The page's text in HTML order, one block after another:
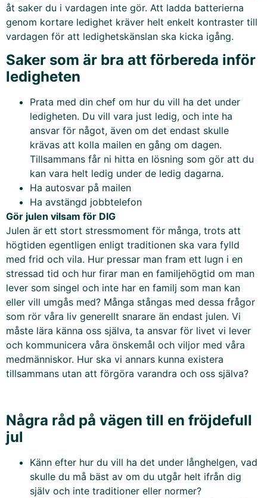
åt saker du i vardagen inte gör. Att ladda batterierna
genom kortare ledighet kräver helt enkelt kontraster till
vardagen för att ledighetskänslan ska kicka igång.
Saker som är bra att förbereda inför
ledigheten
Prata med din chef om hur du vill ha det under
ledigheten. Du vill vara just ledig, och inte ha
ansvar för något, även om det endast skulle
krävas att kolla mailen en gång om dagen.
Tillsammans får ni hitta en lösning som gör att du
kan vara helt ledig under de ledig dagarna.
Ha autosvar på mailen
Ha avstängd jobbtelefon
Gör julen vilsam för DIG
Julen är ett stort stressmoment för många, trots att
högtiden egentligen enligt traditionen ska vara fylld
med frid och vila. Hur pressar man fram ett lugn i en
stressad tid och hur firar man en familjehögtid om man
lever som singel och inte har en familj som man kan
eller vill umgås med? Många stångas med dessa frågor
som rör våra liv generellt snarare än endast julen. Vi
måste lära känna oss själva, ta ansvar för livet vi lever
och kommunicera våra önskemål och viljor med våra
medmänniskor. Hur ska vi annars kunna existera
tillsammans utan att förgöra varandra och oss själva?
Några råd på vägen till en fröjdefull
jul
Känn efter hur du vill ha det under långhelgen, vad
skulle du må bäst av om du utgår helt ifrån dig
själv och inte traditioner eller normer?